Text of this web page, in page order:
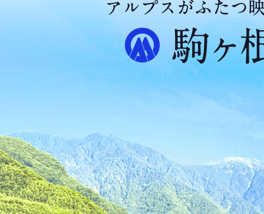
ア
ル
プ
ス
が
た
つ
映